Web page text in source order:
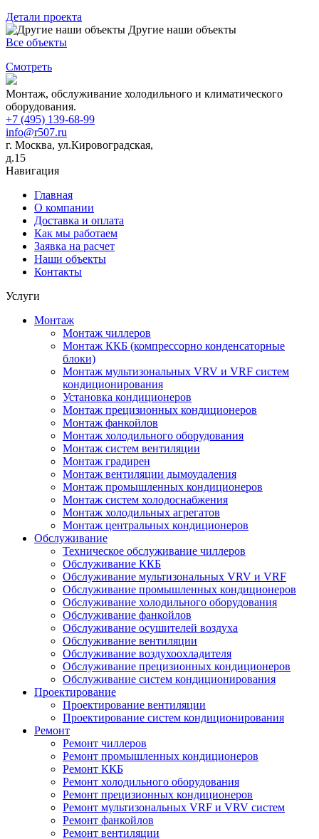
Детали проекта
Другие наши объекты
Все объекты
Смотреть
Монтаж, обслуживание холодильного и климатического
оборудования.
+7 (495) 139-68-99
info@r507.ru
г. Москва, ул.Кировоградская,
д.15
Навигация
Главная
О компании
Доставка и оплата
Как мы работаем
Заявка на расчет
Наши объекты
Контакты
Услуги
Монтаж
Монтаж чиллеров
Монтаж ККБ (компрессорно конденсаторные
блоки)
Монтаж мультизональных VRV и VRF систем
кондиционирования
Установка кондиционеров
Монтаж прецизионных кондиционеров
Монтаж фанкойлов
Монтаж холодильного оборудования
Монтаж систем вентиляции
Монтаж градирен
Монтаж вентиляции дымоудаления
Монтаж промышленных кондиционеров
Монтаж систем холодоснабжения
Монтаж холодильных агрегатов
Монтаж центральных кондиционеров
Обслуживание
Техническое обслуживание чиллеров
Обслуживание ККБ
Обслуживание мультизональных VRV и VRF
Обслуживание промышленных кондиционеров
Обслуживание холодильного оборудования
Обслуживание фанкойлов
Обслуживание осушителей воздуха
Обслуживание вентиляции
Обслуживание воздухоохладителя
Обслуживание прецизионных кондиционеров
Обслуживание систем кондиционирования
Проектирование
Проектирование вентиляции
Проектирование систем кондиционирования
Ремонт
Ремонт чиллеров
Ремонт промышленных кондиционеров
Ремонт ККБ
Ремонт холодильного оборудования
Ремонт прецизионных кондиционеров
Ремонт мультизональных VRF и VRV систем
Ремонт фанкойлов
Ремонт вентиляции